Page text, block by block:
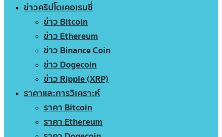
ข่าวคริปโตเคอเรนซี่
ข่าว Bitcoin
ข่าว Ethereum
ข่าว Binance Coin
ข่าว Dogecoin
ข่าว Ripple (XRP)
ราคาและการวิเคราะห์
ราคา Bitcoin
ราคา Ethereum